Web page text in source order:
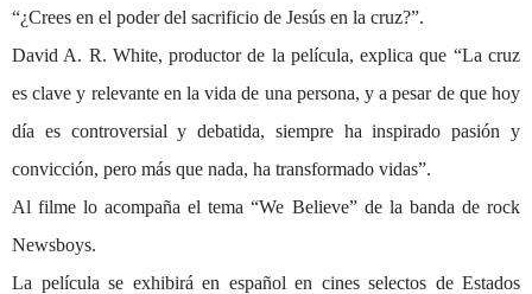
“¿Crees en el poder del sacrificio de Jesús en la cruz?”.
David A. R. White, productor de la película, explica que “La cruz
es clave y relevante en la vida de una persona, y a pesar de que hoy
día es controversial y debatida, siempre ha inspirado pasión y
convicción, pero más que nada, ha transformado vidas”.
Al filme lo acompaña el tema “We Believe” de la banda de rock
Newsboys.
La película se exhibirá en español en cines selectos de Estados